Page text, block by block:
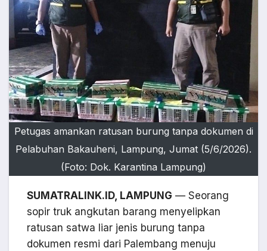
Petugas amankan ratusan burung tanpa dokumen di
Pelabuhan Bakauheni, Lampung, Jumat (5/6/2026).
(Foto: Dok. Karantina Lampung)
SUMATRALINK.ID, LAMPUNG — Seorang
sopir truk angkutan barang menyelipkan
ratusan satwa liar jenis burung tanpa
dokumen resmi dari Palembang menuju